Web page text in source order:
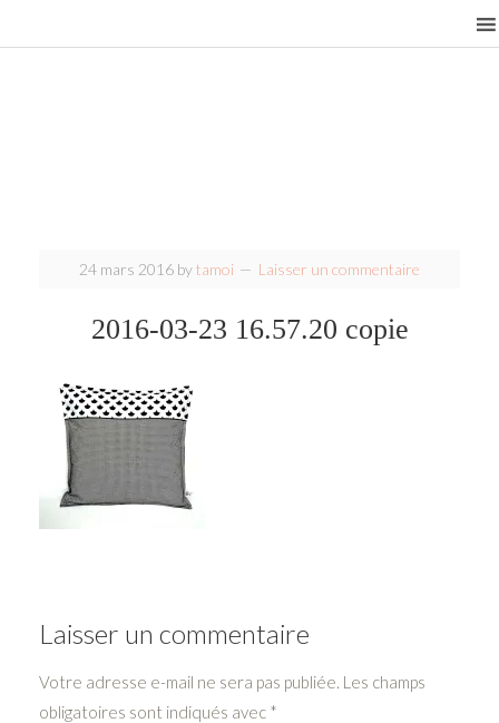
24 mars 2016 bytamoi Laisser un commentaire
2016-03-23 16.57.20 copie
Laisser un commentaire
Votre adresse e-mail ne sera pas publiée. Les champs
obligatoires sont indiqués avec *